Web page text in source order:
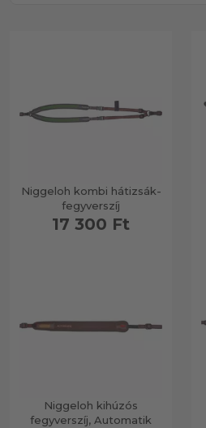
Niggeloh kombi hátizsák-
fegyverszíj
17 300 Ft
Niggeloh kihúzós
fegyverszíj, Automatik